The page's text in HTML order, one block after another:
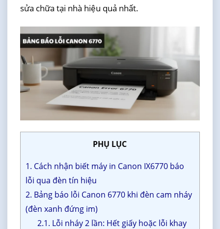
sửa chữa tại nhà hiệu quả nhất.
PHỤ LỤC
1. Cách nhận biết máy in Canon IX6770 báo
lỗi qua đèn tín hiệu
2. Bảng báo lỗi Canon 6770 khi đèn cam nháy
(đèn xanh đứng im)
2.1. Lỗi nháy 2 lần: Hết giấy hoặc lỗi khay